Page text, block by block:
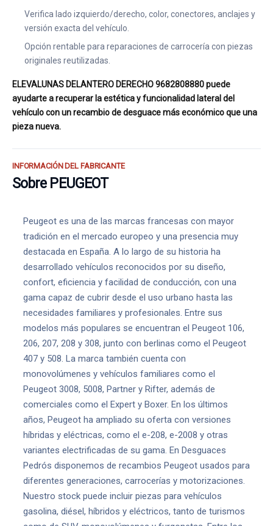
Verifica lado izquierdo/derecho, color, conectores, anclajes y
versión exacta del vehículo.
Opción rentable para reparaciones de carrocería con piezas
originales reutilizadas.
ELEVALUNAS DELANTERO DERECHO 9682808880 puede
ayudarte a recuperar la estética y funcionalidad lateral del
vehículo con un recambio de desguace más económico que una
pieza nueva.
INFORMACIÓN DEL FABRICANTE
Sobre PEUGEOT
Peugeot es una de las marcas francesas con mayor
tradición en el mercado europeo y una presencia muy
destacada en España. A lo largo de su historia ha
desarrollado vehículos reconocidos por su diseño,
confort, eficiencia y facilidad de conducción, con una
gama capaz de cubrir desde el uso urbano hasta las
necesidades familiares y profesionales. Entre sus
modelos más populares se encuentran el Peugeot 106,
206, 207, 208 y 308, junto con berlinas como el Peugeot
407 y 508. La marca también cuenta con
monovolúmenes y vehículos familiares como el
Peugeot 3008, 5008, Partner y Rifter, además de
comerciales como el Expert y Boxer. En los últimos
años, Peugeot ha ampliado su oferta con versiones
híbridas y eléctricas, como el e-208, e-2008 y otras
variantes electrificadas de su gama. En Desguaces
Pedrós disponemos de recambios Peugeot usados para
diferentes generaciones, carrocerías y motorizaciones.
Nuestro stock puede incluir piezas para vehículos
gasolina, diésel, híbridos y eléctricos, tanto de turismos